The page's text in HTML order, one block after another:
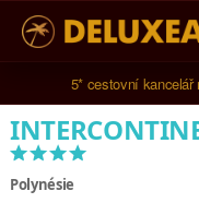
5* cestovní kancelář
****
Polynésie